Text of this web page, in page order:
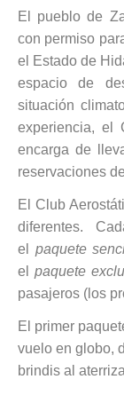
El pueblo de
con permiso
el Estado de
espacio de
situación
experiencia, el
encarga de
reservaciones
El Club
diferentes.
el paquete
el paquete
pasajeros (los
El primer
vuelo en globo,
brindis al